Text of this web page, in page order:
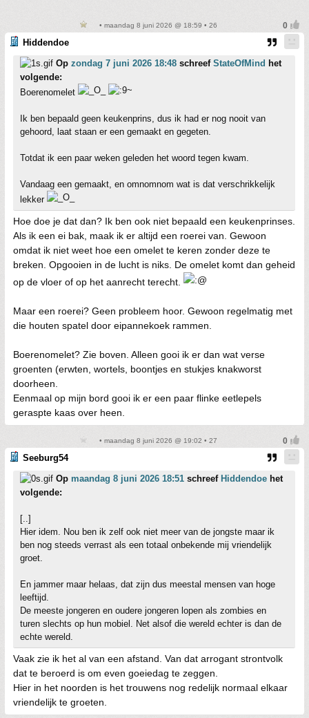
• maandag 8 juni 2026 @ 18:59 • 26
Hiddendoe
Op zondag 7 juni 2026 18:48 schreef StateOfMind het
volgende:
Boerenomelet
Ik ben bepaald geen keukenprins, dus ik had er nog nooit van
gehoord, laat staan er een gemaakt en gegeten.
Totdat ik een paar weken geleden het woord tegen kwam.
Vandaag een gemaakt, en omnomnom wat is dat verschrikkelijk
lekker
Hoe doe je dat dan? Ik ben ook niet bepaald een keukenprinses.
Als ik een ei bak, maak ik er altijd een roerei van. Gewoon
omdat ik niet weet hoe een omelet te keren zonder deze te
breken. Opgooien in de lucht is niks. De omelet komt dan geheid
op de vloer of op het aanrecht terecht.
Maar een roerei? Geen probleem hoor. Gewoon regelmatig met
die houten spatel door eipannekoek rammen.
Boerenomelet? Zie boven. Alleen gooi ik er dan wat verse
groenten (erwten, wortels, boontjes en stukjes knakworst
doorheen.
Eenmaal op mijn bord gooi ik er een paar flinke eetlepels
geraspte kaas over heen.
• maandag 8 juni 2026 @ 19:02 • 27
Seeburg54
Op maandag 8 juni 2026 18:51 schreef Hiddendoe het
volgende:
[..]
Hier idem. Nou ben ik zelf ook niet meer van de jongste maar ik
ben nog steeds verrast als een totaal onbekende mij vriendelijk
groet.
En jammer maar helaas, dat zijn dus meestal mensen van hoge
leeftijd.
De meeste jongeren en oudere jongeren lopen als zombies en
turen slechts op hun mobiel. Net alsof die wereld echter is dan de
echte wereld.
Vaak zie ik het al van een afstand. Van dat arrogant strontvolk
dat te beroerd is om even goeiedag te zeggen.
Hier in het noorden is het trouwens nog redelijk normaal elkaar
vriendelijk te groeten.